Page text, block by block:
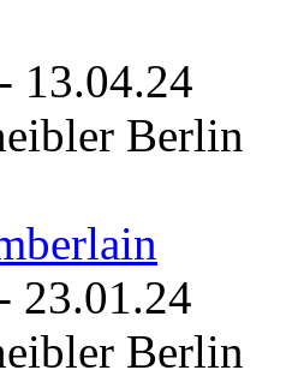
- 13.04.24
Berlin
23.01.24
Berlin